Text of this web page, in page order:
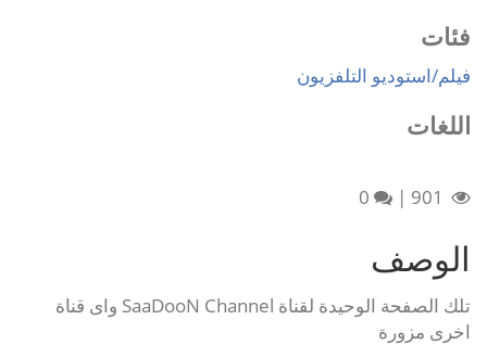
فئات
فيلم/استوديو التلفزيون
اللغات
901
|
0
الوصف
تلك الصفحة الوحيدة لقناة SaaDooN Channel واى قناة
اخرى مزورة